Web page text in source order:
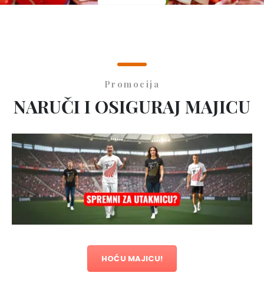
Promocija
NARUČI I OSIGURAJ MAJICU
HOĆU MAJICU!